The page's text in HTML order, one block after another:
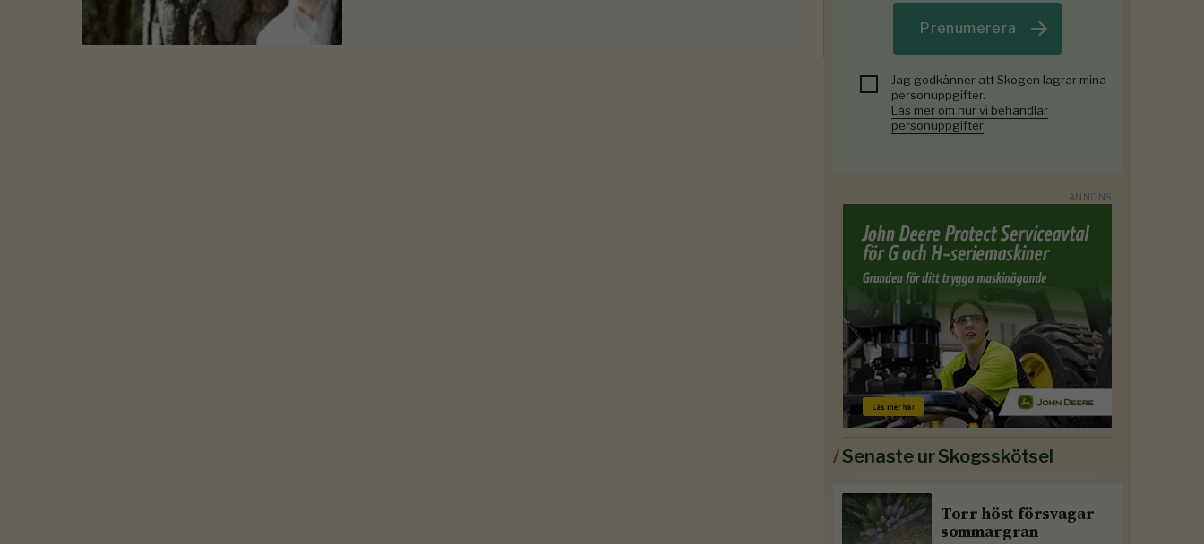
Prenumerera
Jag godkänner att Skogen lagrar mina
personuppgifter.
Läs mer om hur vi behandlar
personuppgifter
/Senaste ur Skogsskötsel
Torr höst försvagar
sommargran